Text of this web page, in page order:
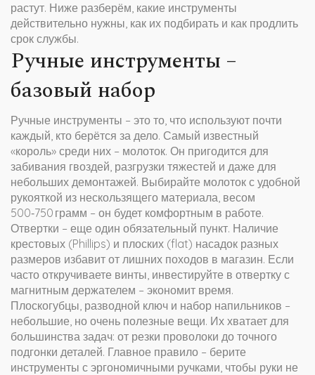
растут. Ниже разберём, какие инструменты
действительно нужны, как их подбирать и как продлить
срок службы.
Ручные инструменты –
базовый набор
Ручные инструменты – это то, что используют почти
каждый, кто берётся за дело. Самый известный
«король» среди них – молоток. Он пригодится для
забивания гвоздей, разгрузки тяжестей и даже для
небольших демонтажей. Выбирайте молоток с удобной
рукояткой из нескользящего материала, весом
500‑750 грамм – он будет комфортным в работе.
Отвертки – еще один обязательный пункт. Наличие
крестовых (Phillips) и плоских (flat) насадок разных
размеров избавит от лишних походов в магазин. Если
часто откручиваете винты, инвестируйте в отвертку с
магнитным держателем – экономит время.
Плоскогубцы, разводной ключ и набор напильников –
небольшие, но очень полезные вещи. Их хватает для
большинства задач: от резки проволоки до точного
подгонки деталей. Главное правило – берите
инструменты с эргономичными ручками, чтобы руки не